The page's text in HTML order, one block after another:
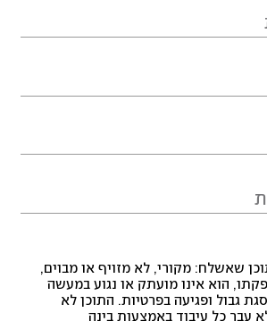
שאשלח: מקורי, לא מזויף או מבוים,
הוא אינו מועתק או נגוע במעשה
גבול ופגיעה בפרטיות. התוכן לא
עבר כל עיבוד באמצעות בינה